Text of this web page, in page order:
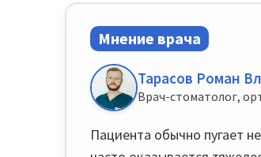
Мнение врача
Тарасов Роман
Врач-стоматолог,
Пациента обычно пугает